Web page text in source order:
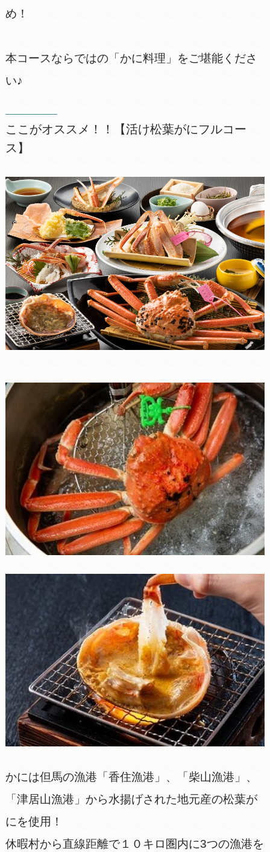
め！
本コースならではの「かに料理」をご堪能くださ
い♪
ここがオススメ！！【活け松葉がにフルコー
ス】
かには但馬の漁港「香住漁港」、「柴山漁港」、
「津居山漁港」から水揚げされた地元産の松葉が
にを使用！
休暇村から直線距離で１０キロ圏内に3つの漁港を